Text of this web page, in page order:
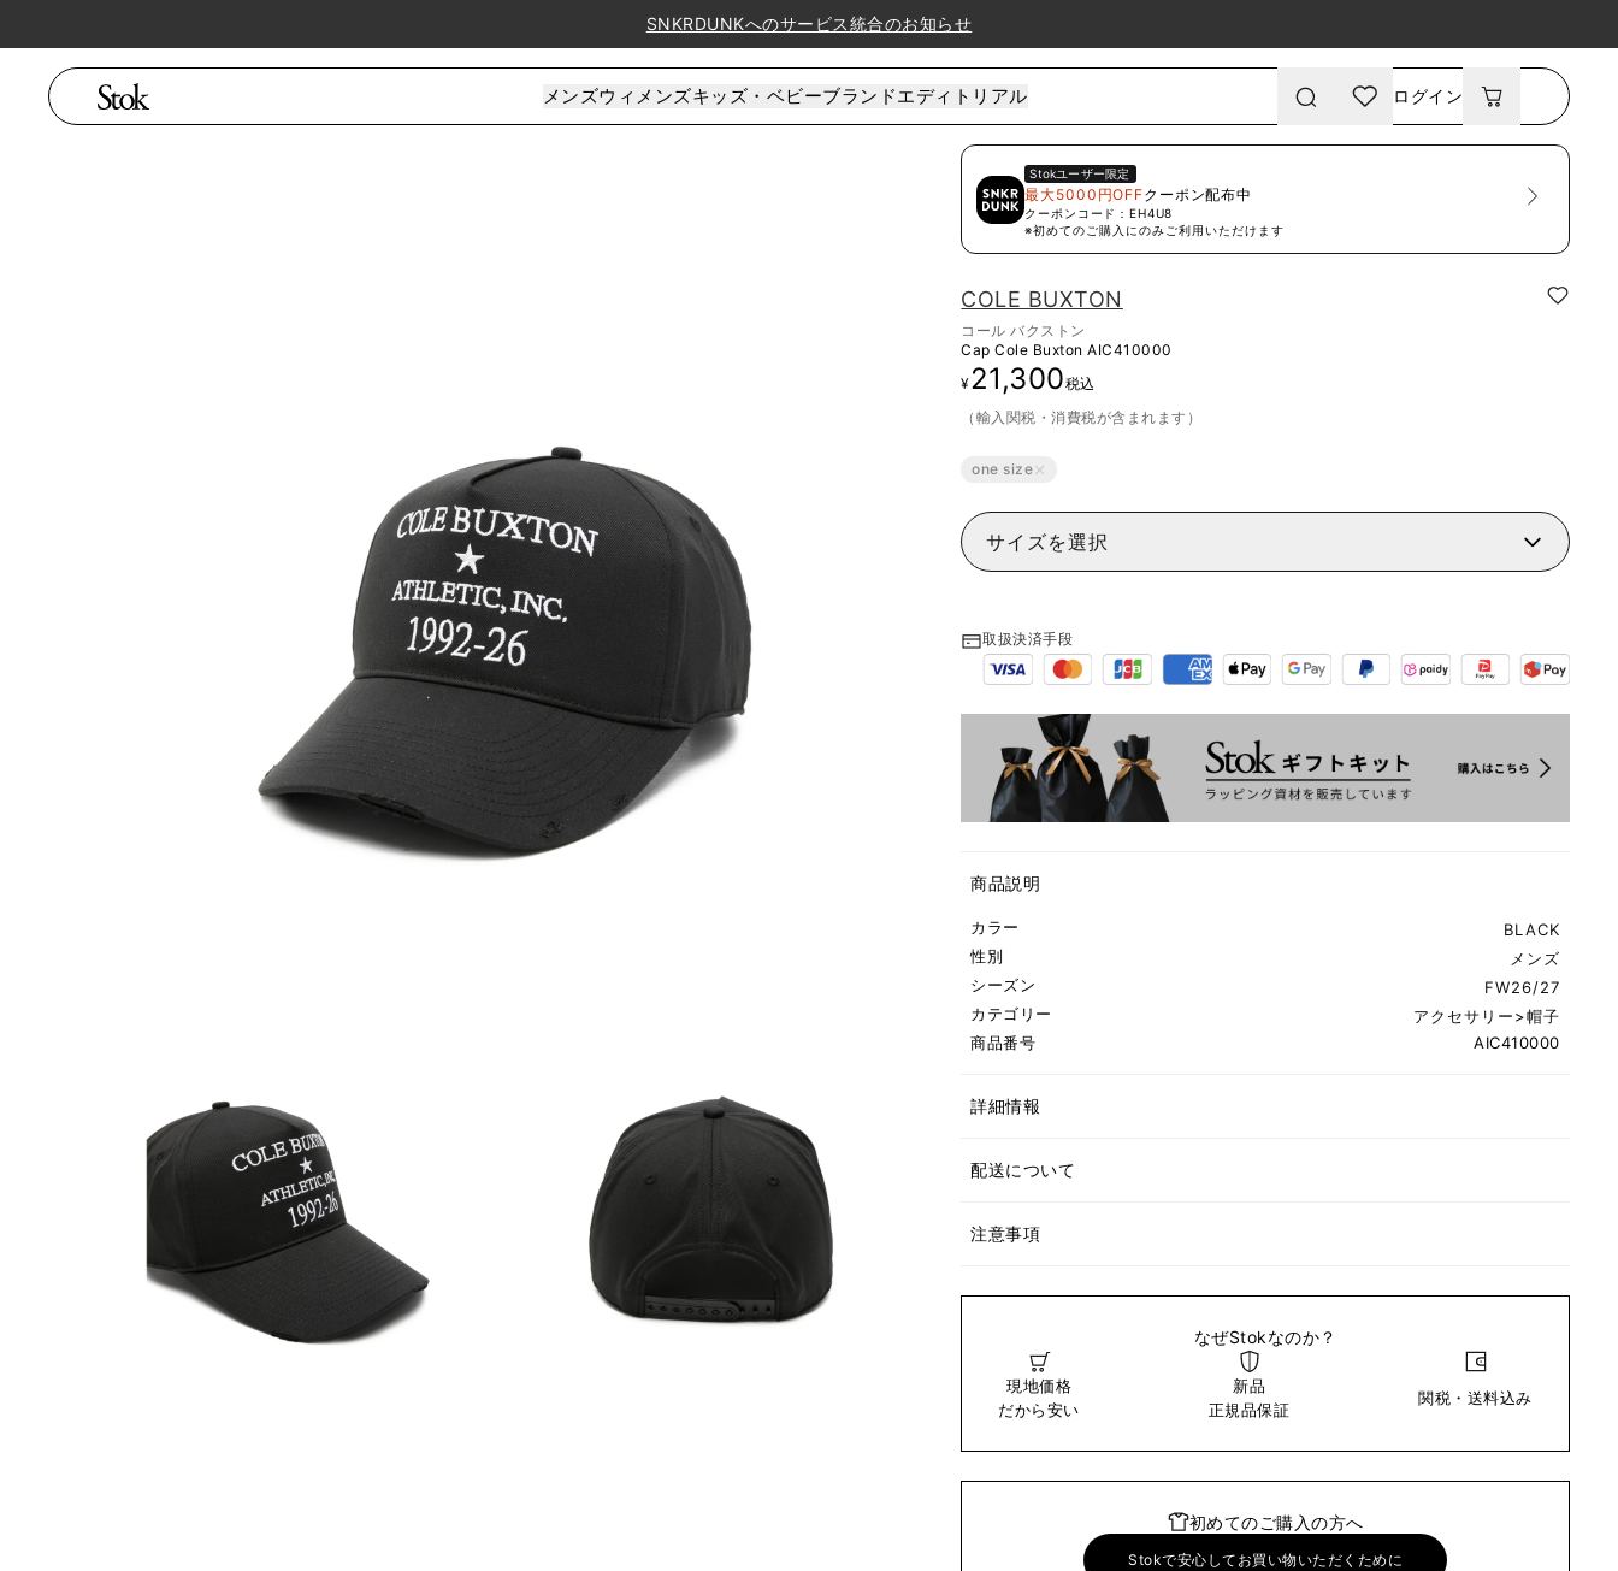
SNKRDUNKへのサービス統合のお知らせ
メンズウィメンズキッズ・ベビーブランドエディトリアル ログイン
Stokユーザー限定
最大5000円OFFクーポン配布中
クーポンコード： EH4U8
※初めてのご購入にのみご利用いただけます
COLE BUXTON
コール バクストン
Cap Cole Buxton AIC410000
¥21,300税込
（輸入関税・消費税が含まれます）
one size
サイズを選択
取扱決済手段
商品説明
カラー
BLACK
性別
メンズ
シーズン
FW26/27
カテゴリー
アクセサリー>帽子
商品番号
AIC410000
詳細情報
配送について
注意事項
なぜStokなのか？
現地価格
だから安い
新品
正規品保証
関税・送料込み
初めてのご購入の方へ
Stokで安心してお買い物いただくために